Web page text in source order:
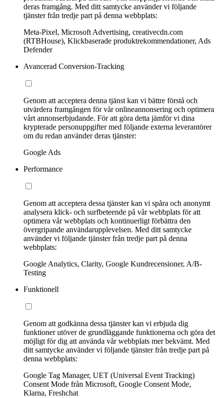
deras framgång. Med ditt samtycke använder vi följande
tjänster från tredje part på denna webbplats:
Meta-Pixel, Microsoft Advertising, creativecdn.com
(RTBHouse), Klickbaserade produktrekommendationer, Ads
Defender
Avancerad Conversion-Tracking
Genom att acceptera denna tjänst kan vi bättre förstå och
utvärdera framgången för vår onlineannonsering och optimera
vårt annonserbjudande. För att göra detta jämför vi dina
krypterade personuppgifter med följande externa leverantörer
om du redan använder deras tjänster:
Google Ads
Performance
Genom att acceptera dessa tjänster kan vi spåra och anonymt
analysera klick- och surfbeteende på vår webbplats för att
optimera vår webbplats och kontinuerligt förbättra den
övergripande användarupplevelsen. Med ditt samtycke
använder vi följande tjänster från tredje part på denna
webbplats:
Google Analytics, Clarity, Google Kundrecensioner, A/B-
Testing
Funktionell
Genom att godkänna dessa tjänster kan vi erbjuda dig
funktioner utöver de grundläggande funktionerna och göra det
möjligt för dig att använda vår webbplats mer bekvämt. Med
ditt samtycke använder vi följande tjänster från tredje part på
denna webbplats:
Google Tag Manager, UET (Universal Event Tracking)
Consent Mode från Microsoft, Google Consent Mode,
Klarna, Freshchat